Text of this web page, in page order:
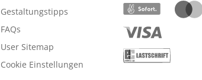
Gestaltungstipps
FAQs
User Sitemap
Cookie Einstellungen